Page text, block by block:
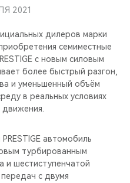
2021
дилеров марки
семиместные
с новым силовым
более быстрый разгон,
и уменьшенный объём
в реальных условиях
автомобиль
турбированным
и шестиступенчатой
с двумя